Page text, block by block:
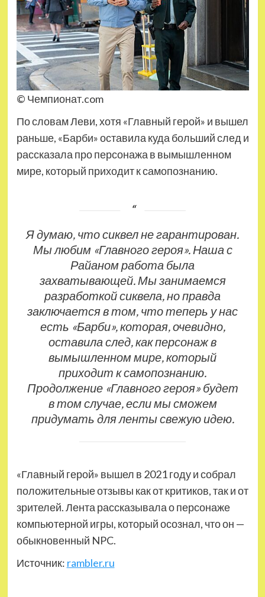
© Чемпионат.com
По словам Леви, хотя «Главный герой» и вышел
раньше, «Барби» оставила куда больший след и
рассказала про персонажа в вымышленном
мире, который приходит к самопознанию.
Я думаю, что сиквел не гарантирован.
Мы любим «Главного героя». Наша с
Райаном работа была
захватывающей. Мы занимаемся
разработкой сиквела, но правда
заключается в том, что теперь у нас
есть «Барби», которая, очевидно,
оставила след, как персонаж в
вымышленном мире, который
приходит к самопознанию.
Продолжение «Главного героя» будет
в том случае, если мы сможем
придумать для ленты свежую идею.
«Главный герой» вышел в 2021 году и собрал
положительные отзывы как от критиков, так и от
зрителей. Лента рассказывала о персонаже
компьютерной игры, который осознал, что он —
обыкновенный NPC.
Источник: rambler.ru